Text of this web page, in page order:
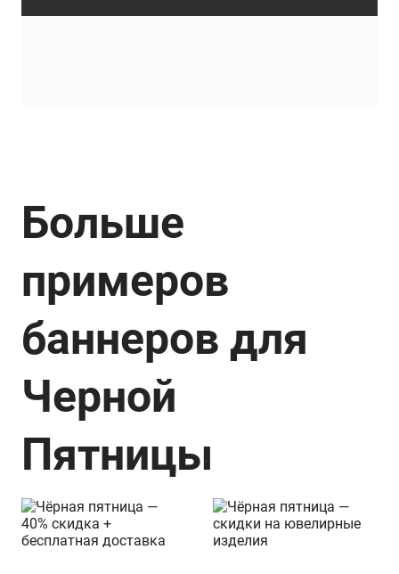
Больше
примеров
баннеров для
Черной
Пятницы